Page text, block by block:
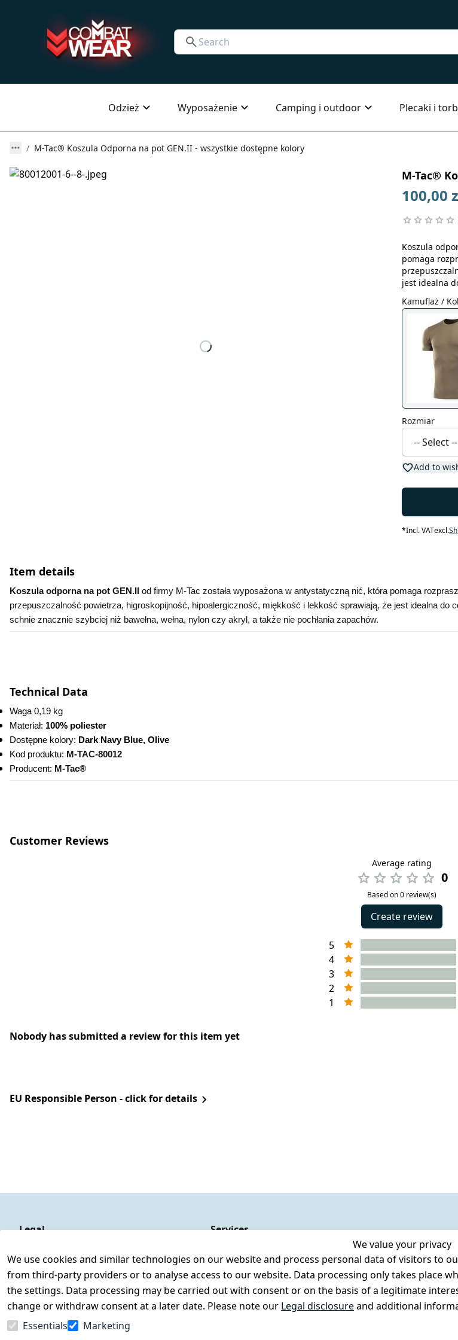
Odzież Wyposażenie Camping i outdoor Plecaki i
M-Tac® Koszula Odporna na pot GEN.II - wszystkie dostępne kolory
M-Tac®
100,00
Koszula
pomaga
jest idealna
Kamuflaż /
Rozmiar
Add to
*Incl. VATexcl.
Item details
Koszula odporna na pot GEN.II od firmy M-Tac została wyposażona w antystatyczną nić, która pomaga
przepuszczalność powietrza, higroskopijność, hipoalergiczność, miękkość i lekkość sprawiają, że jest idealna
schnie znacznie szybciej niż bawełna, wełna, nylon czy akryl, a także nie pochłania zapachów.
Technical Data
Waga 0,19 kg
Materiał: 100% poliester
Dostępne kolory: Dark Navy Blue, Olive
Kod produktu: M-TAC-80012
Producent: M-Tac®
Customer Reviews
Average rating
0
Based on 0 review(s)
Create review
5
4
3
2
1
Nobody has submitted a review for this item yet
EU Responsible Person - click for details
We value your privacy
We use cookies and similar technologies on our website and process personal data of visitors to
from third-party providers or to analyse access to our website. Data processing only takes place
the settings. Data processing may be carried out with consent or on the basis of a legitimate
change or withdraw consent at a later date. Please note our Legal disclosureand additional
Essentials
Marketing
Legal
Legal disclosure
Privacy Policy
Declaration of accessibility
Cancellation rights
Services
Register